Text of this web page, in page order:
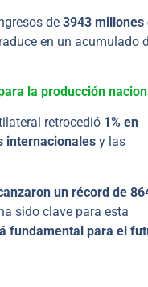
de 3943 millones
en un acumulado
la producción
retrocedió 1% en
internacionales y las
un récord de
sido clave para esta
fundamental para el